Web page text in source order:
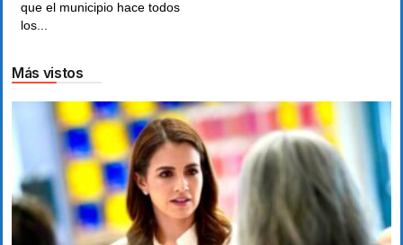
que el municipio hace todos
los...
Más vistos